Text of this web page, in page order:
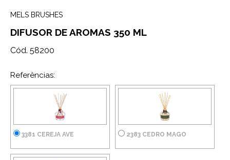
MELS BRUSHES
DIFUSOR DE AROMAS 350 ML
Cód. 58200
Referências:
3381 CEREJA AVE 2383 CEDRO MAGO